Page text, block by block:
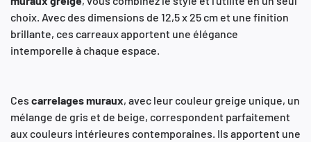
choix. Avec des dimensions de 12,5 x 25 cm et une finition
brillante, ces carreaux apportent une élégance
intemporelle à chaque espace.
Ces carrelagesmuraux, avec leur couleur greige unique, un
mélange de gris et de beige, correspondent parfaitement
aux couleurs intérieures contemporaines. Ils apportent une